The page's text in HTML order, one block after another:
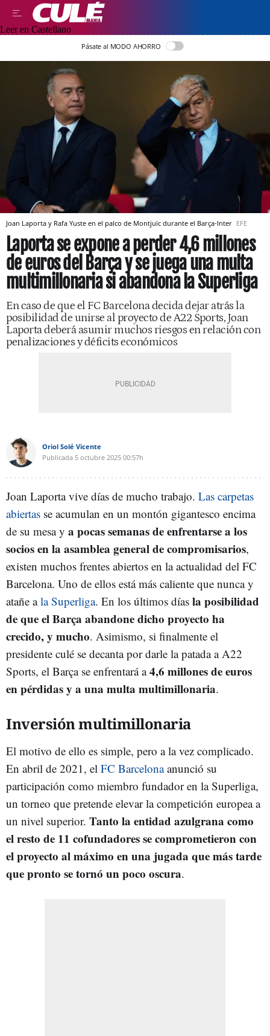
Leer en Castellano
Pásate al MODO AHORRO
Joan Laporta y Rafa Yuste en el palco de Montjuïc durante el Barça-Inter EFE
Laporta se expone a perder 4,6 millones
de euros del Barça y se juega una multa
multimillonaria si abandona la Superliga
En caso de que el FC Barcelona decida dejar atrás la
posibilidad de unirse al proyecto de A22 Sports, Joan
Laporta deberá asumir muchos riesgos en relación con
penalizaciones y déficits económicos
Oriol Solé Vicente
Publicada 5 octubre 2025 00:57h
Joan Laporta vive días de mucho trabajo. Las carpetas
abiertas se acumulan en un montón gigantesco encima
de su mesa y a pocas semanas de enfrentarse a los
socios en la asamblea general de compromisarios,
existen muchos frentes abiertos en la actualidad del FC
Barcelona. Uno de ellos está más caliente que nunca y
atañe ala Superliga. En los últimos días la posibilidad
de que el Barça abandone dicho proyecto ha
crecido, y mucho. Asimismo, si finalmente el
presidente culé se decanta por darle la patada a A22
Sports, el Barça se enfrentará a4,6 millones de euros
en pérdidas y a una multa multimillonaria.
Inversión multimillonaria
El motivo de ello es simple, pero a la vez complicado.
En abril de 2021, el FC Barcelonaanunció su
participación como miembro fundador en la Superliga,
un torneo que pretende elevar la competición europea a
un nivel superior. Tanto la entidad azulgrana como
el resto de 11 cofundadores se comprometieron con
el proyecto al máximo en una jugada que más tarde
que pronto se tornó un poco oscura.